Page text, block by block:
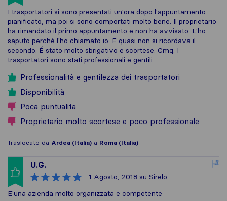
I trasportatori si sono presentati un'ora dopo l'appuntamento
pianificato, ma poi si sono comportati molto bene. Il proprietario
ha rimandato il primo appuntamento e non ha avvisato. L'ho
saputo perché l'ho chiamato io. E quasi non si ricordava il
secondo. É stato molto sbrigativo e scortese. Cmq. I
trasportatori sono stati professionali e gentili.
Professionalità e gentilezza dei trasportatori
Disponibilità
Poca puntualita
Proprietario molto scortese e poco professionale
Traslocato da Ardea (Italia) a Roma (Italia)
U.G.
1 Agosto, 2018 su Sirelo
E'una azienda molto organizzata e competente